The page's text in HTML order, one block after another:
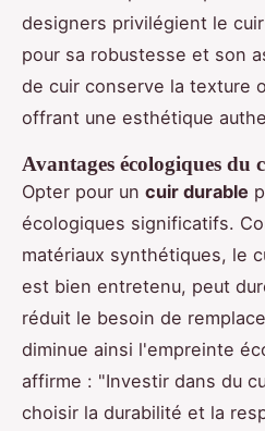
designers privilégient le
pour sa robustesse et son
de cuir conserve la texture
offrant une esthétique
Avantages écologiques du
Opter pour un cuir durable
écologiques significatifs.
matériaux synthétiques, le
est bien entretenu, peut
réduit le besoin de
diminue ainsi l'empreinte
affirme : "Investir dans du
choisir la durabilité et la